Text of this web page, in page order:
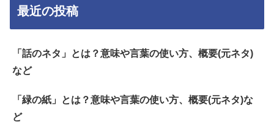
最近の投稿
「話のネタ」とは？意味や言葉の使い方、概要(元ネタ)
など
「緑の紙」とは？意味や言葉の使い方、概要(元ネタ)な
ど